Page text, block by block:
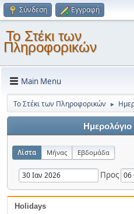
Σύνδεση Εγγραφή
Το Στέκι των
Πληροφορικών
Main Menu
Το Στέκι των Πληροφορικών ►
Λίστα Μήνας Εβδομάδα
Προς
Holidays